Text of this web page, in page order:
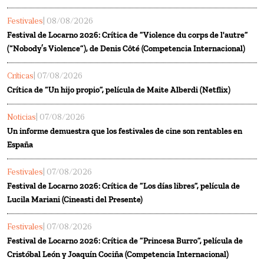
Festivales | 08/08/2026
Festival de Locarno 2026: Crítica de “Violence du corps de l'autre”
(“Nobody’s Violence”), de Denis Côté (Competencia Internacional)
Críticas | 07/08/2026
Crítica de “Un hijo propio”, película de Maite Alberdi (Netflix)
Noticias | 07/08/2026
Un informe demuestra que los festivales de cine son rentables en
España
Festivales | 07/08/2026
Festival de Locarno 2026: Crítica de “Los días libres”, película de
Lucila Mariani (Cineasti del Presente)
Festivales | 07/08/2026
Festival de Locarno 2026: Crítica de “Princesa Burro”, película de
Cristóbal León y Joaquín Cociña (Competencia Internacional)